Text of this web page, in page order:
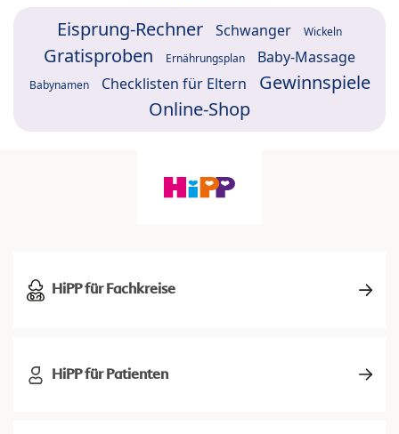
Eisprung-Rechner Schwanger Wickeln
Gratisproben Ernährungsplan Baby-Massage
Babynamen Checklisten für Eltern
Gewinnspiele
Online-Shop
HiPP für Fachkreise
HiPP für Patienten